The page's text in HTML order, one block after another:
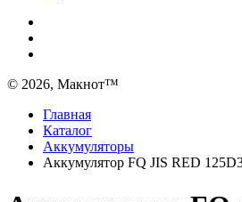
© 2026, Макнот™
Главная
Каталог
Аккумуляторы
Аккумулятор FQ JIS RED